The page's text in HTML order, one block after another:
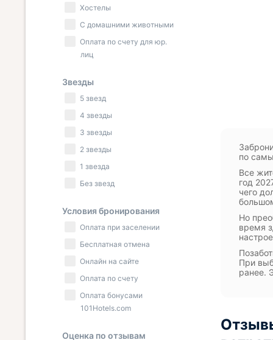
по
Все
год
чего
Но
время
При
ранее.
Хостелы
С домашними животными
Оплата по счету для юр.
лиц
Звезды
5 звезд
4 звезды
3 звезды
2 звезды
1 звезда
Без звезд
Условия бронирования
Оплата при заселении
Бесплатная отмена
Онлайн на сайте
Оплата по счету
Оплата бонусами
101Hotels.com
Оценка по отзывам